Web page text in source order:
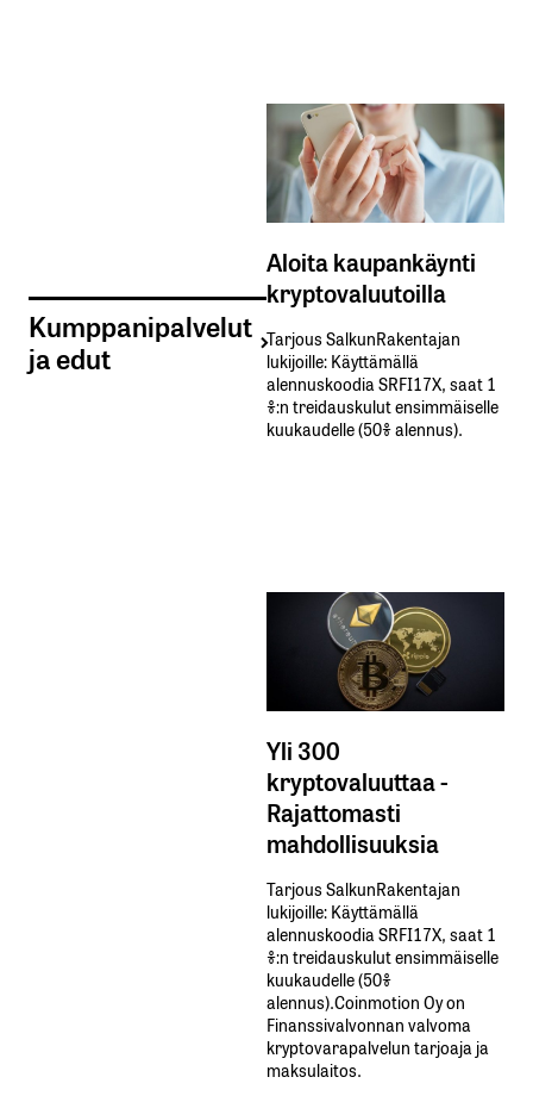
Kumppanipalvelut
ja edut
Aloita kaupankäynti
kryptovaluutoilla
Tarjous SalkunRakentajan
lukijoille: Käyttämällä​ ​
alennuskoodia​ ​SRFI17X,​ ​saat​ ​1
%:n treidauskulut​ ​ensimmäiselle​ ​
kuukaudelle​ ​(50%​ ​alennus).
Yli 300
kryptovaluuttaa -
Rajattomasti
mahdollisuuksia
Tarjous SalkunRakentajan
lukijoille: Käyttämällä​ ​
alennuskoodia​ ​SRFI17X,​ ​saat​ ​1
%:n treidauskulut​ ​ensimmäiselle​ ​
kuukaudelle​ ​(50%​ ​
alennus).Coinmotion Oy on
Finanssivalvonnan valvoma
kryptovarapalvelun tarjoaja ja
maksulaitos.